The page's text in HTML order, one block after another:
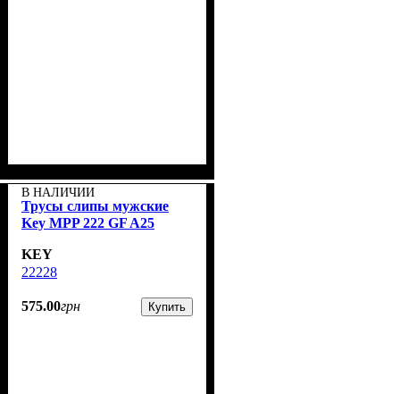
В НАЛИЧИИ
Трусы слипы мужские
Key MPP 222 GF A25
KEY
22228
575.00грн Купить